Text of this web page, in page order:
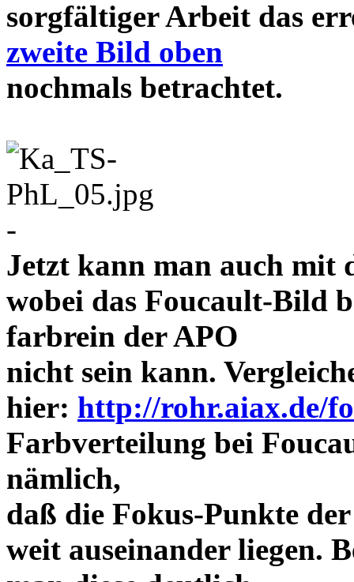
sorgfältiger Arbeit das
zweite Bild oben
nochmals
-
Jetzt kann man auch mit
wobei das Foucault-Bild
farbrein der APO
nicht sein kann.
hier: http://rohr.aiax.de/
Farbverteilung bei
nämlich,
daß die Fokus-Punkte
weit auseinander liegen.